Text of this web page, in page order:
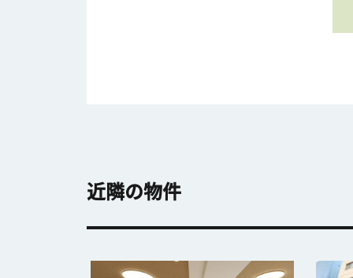
近隣の物件